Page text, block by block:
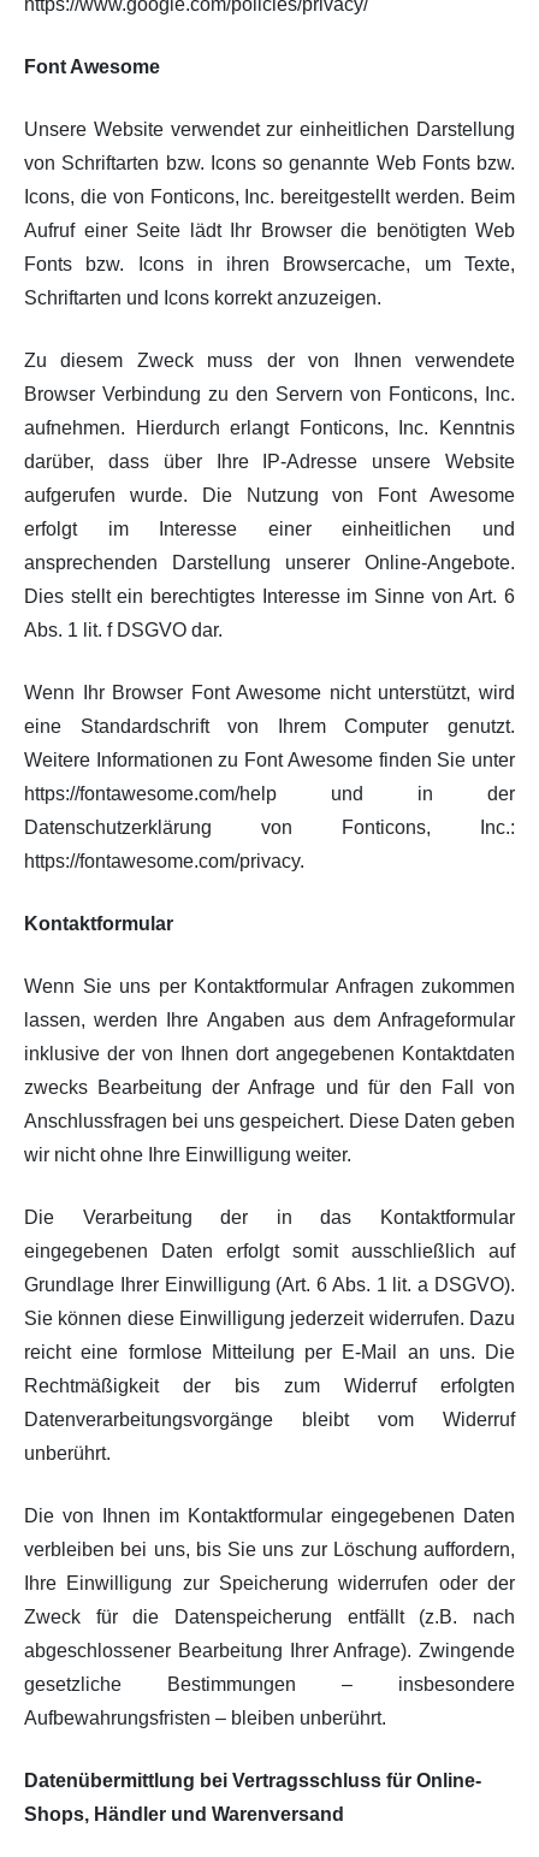
Font Awesome
Unsere Website verwendet zur einheitlichen Darstellung
von Schriftarten bzw. Icons so genannte Web Fonts bzw.
Icons, die von Fonticons, Inc. bereitgestellt werden. Beim
Aufruf einer Seite lädt Ihr Browser die benötigten Web
Fonts bzw. Icons in ihren Browsercache, um Texte,
Schriftarten und Icons korrekt anzuzeigen.
Zu diesem Zweck muss der von Ihnen verwendete
Browser Verbindung zu den Servern von Fonticons, Inc.
aufnehmen. Hierdurch erlangt Fonticons, Inc. Kenntnis
darüber, dass über Ihre IP-Adresse unsere Website
aufgerufen wurde. Die Nutzung von Font Awesome
erfolgt im Interesse einer einheitlichen und
ansprechenden Darstellung unserer Online-Angebote.
Dies stellt ein berechtigtes Interesse im Sinne von Art. 6
Abs. 1 lit. f DSGVO dar.
Wenn Ihr Browser Font Awesome nicht unterstützt, wird
eine Standardschrift von Ihrem Computer genutzt.
Weitere Informationen zu Font Awesome finden Sie unter
https://fontawesome.com/help und in der
Datenschutzerklärung von Fonticons, Inc.:
https://fontawesome.com/privacy.
Kontaktformular
Wenn Sie uns per Kontaktformular Anfragen zukommen
lassen, werden Ihre Angaben aus dem Anfrageformular
inklusive der von Ihnen dort angegebenen Kontaktdaten
zwecks Bearbeitung der Anfrage und für den Fall von
Anschlussfragen bei uns gespeichert. Diese Daten geben
wir nicht ohne Ihre Einwilligung weiter.
Die Verarbeitung der in das Kontaktformular
eingegebenen Daten erfolgt somit ausschließlich auf
Grundlage Ihrer Einwilligung (Art. 6 Abs. 1 lit. a DSGVO).
Sie können diese Einwilligung jederzeit widerrufen. Dazu
reicht eine formlose Mitteilung per E-Mail an uns. Die
Rechtmäßigkeit der bis zum Widerruf erfolgten
Datenverarbeitungsvorgänge bleibt vom Widerruf
unberührt.
Die von Ihnen im Kontaktformular eingegebenen Daten
verbleiben bei uns, bis Sie uns zur Löschung auffordern,
Ihre Einwilligung zur Speicherung widerrufen oder der
Zweck für die Datenspeicherung entfällt (z.B. nach
abgeschlossener Bearbeitung Ihrer Anfrage). Zwingende
gesetzliche Bestimmungen – insbesondere
Aufbewahrungsfristen – bleiben unberührt.
Datenübermittlung bei Vertragsschluss für Online-
Shops, Händler und Warenversand